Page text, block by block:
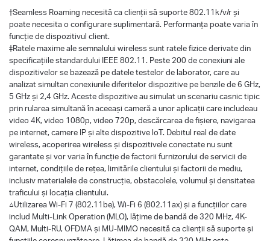
†Seamless Roaming necesită ca clienții să suporte 802.11k/v/r și
poate necesita o configurare suplimentară. Performanța poate varia în
funcție de dispozitivul client.
‡Ratele maxime ale semnalului wireless sunt ratele fizice derivate din
specificațiile standardului IEEE 802.11. Peste 200 de conexiuni ale
dispozitivelor se bazează pe datele testelor de laborator, care au
analizat simultan conexiunile diferitelor dispozitive pe benzile de 6 GHz,
5 GHz și 2,4 GHz. Aceste dispozitive au simulat un scenariu casnic tipic
prin rularea simultană în aceeași cameră a unor aplicații care includeau
video 4K, video 1080p, video 720p, descărcarea de fișiere, navigarea
pe internet, camere IP și alte dispozitive loT. Debitul real de date
wireless, acoperirea wireless și dispozitivele conectate nu sunt
garantate și vor varia în funcție de factorii furnizorului de servicii de
internet, condițiile de rețea, limitările clientului și factorii de mediu,
inclusiv materialele de construcție, obstacolele, volumul și densitatea
traficului și locația clientului.
△Utilizarea Wi-Fi 7 (802.11be), Wi-Fi 6 (802.11ax) și a funcțiilor care
includ Multi-Link Operation (MLO), lățime de bandă de 320 MHz, 4K-
QAM, Multi-RU, OFDMA și MU-MIMO necesită ca clienții să suporte și